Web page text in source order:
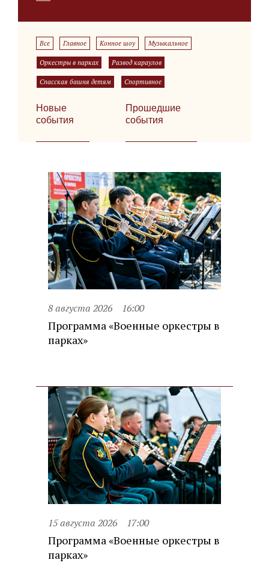
Все Главное Конное шоу Музыкальное
Оркестры в парках Развод караулов
Спасская башня детям Спортивное
Новые
события
Прошедшие
события
8 августа 2026 16:00
Программа «Военные оркестры в
парках»
15 августа 2026 17:00
Программа «Военные оркестры в
парках»